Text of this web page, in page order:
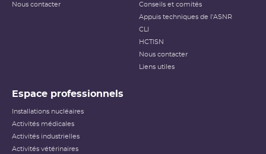
Nous contacter
Conseils et comités
Appuis techniques de l'ASNR
CLI
HCTISN
Nous contacter
Liens utiles
Espace professionnels
Installations nucléaires
Activités médicales
Activités industrielles
Activités vétérinaires